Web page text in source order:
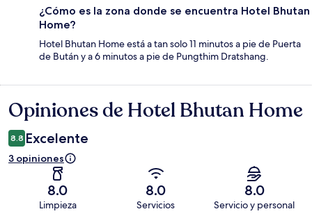
¿Cómo es la zona donde se encuentra Hotel Bhutan
Home?
Hotel Bhutan Home está a tan solo 11 minutos a pie de Puerta
de Bután y a 6 minutos a pie de Pungthim Dratshang.
Opiniones
Opiniones de Hotel Bhutan Home
8.8 Excelente
3 opiniones
8.0
Limpieza
8.0
Servicios
8.0
Servicio y personal